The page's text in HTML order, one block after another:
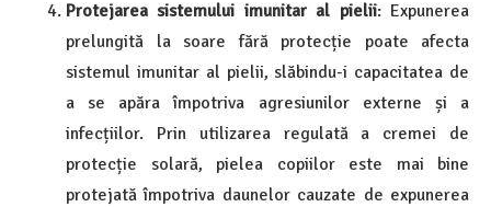
Protejarea sistemului imunitar al pielii: Expunerea
prelungită la soare fără protecție poate afecta
sistemul imunitar al pielii, slăbindu-i capacitatea de
a se apăra împotriva agresiunilor externe și a
infecțiilor. Prin utilizarea regulată a cremei de
protecție solară, pielea copiilor este mai bine
protejată împotriva daunelor cauzate de expunerea